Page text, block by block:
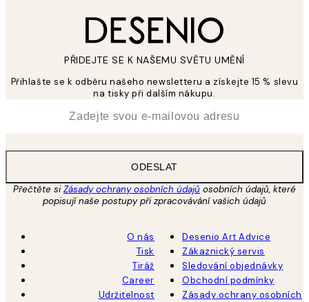
PŘIDEJTE SE K NAŠEMU SVĚTU UMĚNÍ
Přihlašte se k odběru našeho newsletteru a získejte 15 % slevu
na tisky při dalším nákupu.
ODESLAT
Přečtěte siZásady ochrany osobních údajů osobních údajů, které
popisují naše postupy při zpracovávání vašich údajů
O nás
Tisk
Tiráž
Career
Udržitelnost
Desenio Art Advice
Zákaznický servis
Sledování objednávky
Obchodní podmínky
Zásady ochrany osobních